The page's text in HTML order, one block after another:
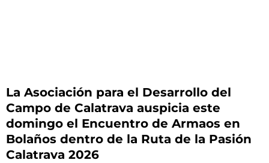
La Asociación para el Desarrollo del
Campo de Calatrava auspicia este
domingo el Encuentro de Armaos en
Bolaños dentro de la Ruta de la Pasión
Calatrava 2026